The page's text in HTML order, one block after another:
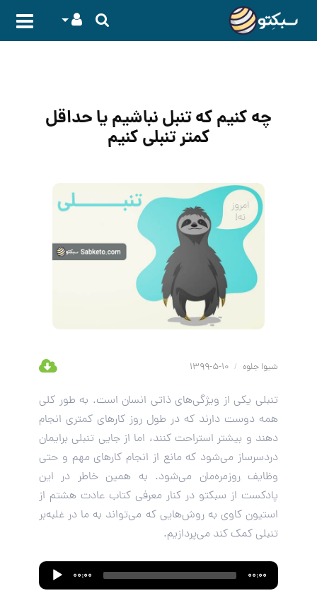
چه کنیم که تنبل نباشیم یا حداقل
کمتر تنبلی کنیم
شیوا جلوه /
تنبلی یکی از ویژگی‌های ذاتی انسان است. به طور کلی
همه دوست دارند که در طول روز کارهای کمتری انجام
دهند و بیشتر استراحت کنند، اما از جایی تنبلی برایمان
دردسرساز می‌شود که مانع از انجام کارهای مهم و حتی
وظایف روزمره‌مان می‌شود. به همین خاطر در این
پادکست از سبکتو در کنار معرفی کتاب عادت هشتم از
استیون کاوی به روش‌هایی که می‌تواند به ما در غلبه‌بر
تنبلی کمک کند می‌پردازیم.
Audio
Player
00:00 00:00